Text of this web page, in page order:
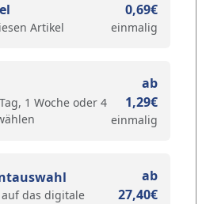
Artikel
0,69€
einmalig
1 Woche oder 4
ab
1,29€
einmalig
das digitale
ab
27,40€